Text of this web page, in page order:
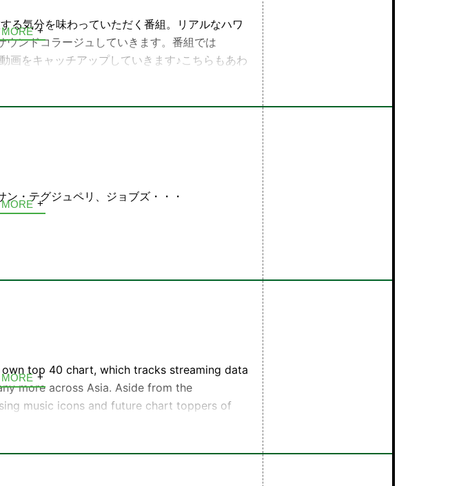
る気分を味わっていただく番組。リアルなハワ
ンドコラージュしていきます。番組では
画をキャッチアップしていきます♪こちらもあわ
・テグジュペリ、ジョブズ・・・
水分補給。今日のあなたへinterfmから言葉の贈
top 40 chart, which tracks streaming data
more across Asia. Aside from the
music icons and future chart toppers of